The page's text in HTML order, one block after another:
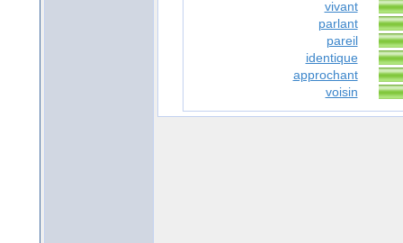
vivant
parlant
pareil
identique
approchant
voisin